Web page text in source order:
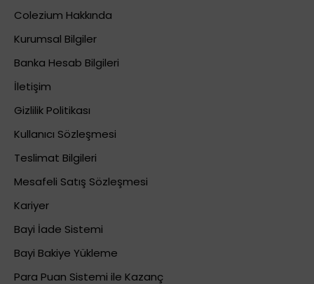
Colezium Hakkında
Kurumsal Bilgiler
Banka Hesab Bilgileri
İletişim
Gizlilik Politikası
Kullanıcı Sözleşmesi
Teslimat Bilgileri
Mesafeli Satış Sözleşmesi
Kariyer
Bayi İade Sistemi
Bayi Bakiye Yükleme
Para Puan Sistemi ile Kazanç